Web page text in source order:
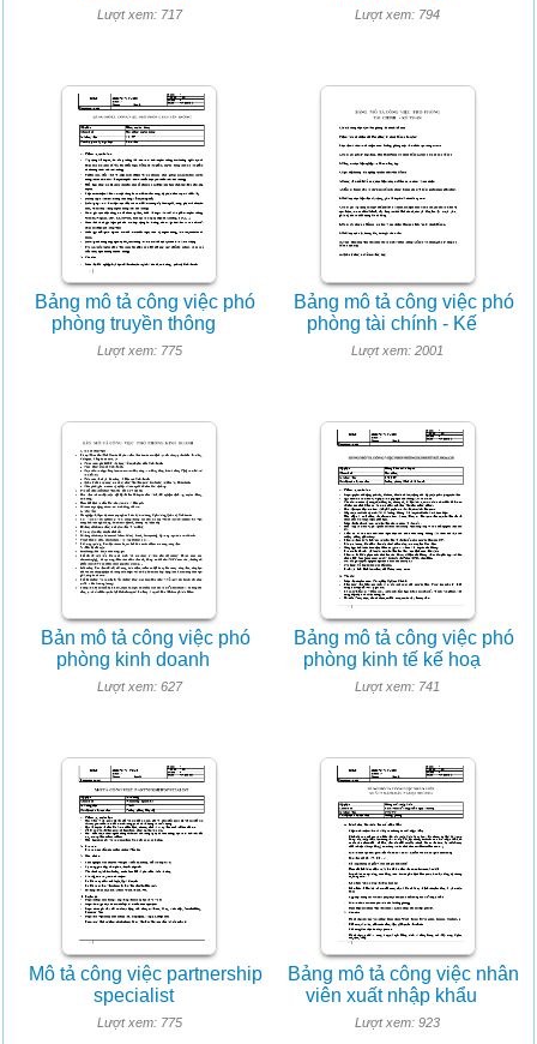
Lượt xem: 717 Lượt xem: 794
Bảng mô tả công việc phó
phòng truyền thông
Lượt xem: 775
Bảng mô tả công việc phó
phòng tài chính - Kế
Lượt xem: 2001
Bản mô tả công việc phó
phòng kinh doanh
Lượt xem: 627
Bảng mô tả công việc phó
phòng kinh tế kế hoạ
Lượt xem: 741
Mô tả công việc partnership
specialist
Lượt xem: 775
Bảng mô tả công việc nhân
viên xuất nhập khẩu
Lượt xem: 923